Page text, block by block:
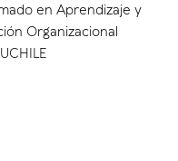
en Aprendizaje y
Organizacional